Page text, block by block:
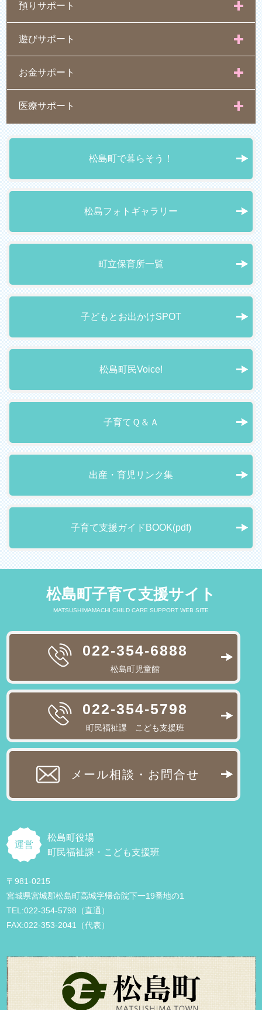
預りサポート
遊びサポート
お金サポート
医療サポート
松島町で暮らそう！
松島フォトギャラリー
町立保育所一覧
子どもとお出かけSPOT
松島町民Voice!
子育てＱ＆Ａ
出産・育児リンク集
子育て支援ガイドBOOK(pdf)
松島町子育て支援サイト
MATSUSHIMAMACHI CHILD CARE SUPPORT WEB SITE
022-354-6888
松島町児童館
022-354-5798
町民福祉課 こども支援班
メール相談・お問合せ
運営
松島町役場
町民福祉課・こども支援班
〒981-0215
宮城県宮城郡松島町高城字帰命院下一19番地の1
TEL:022-354-5798（直通）
FAX:022-353-2041（代表）